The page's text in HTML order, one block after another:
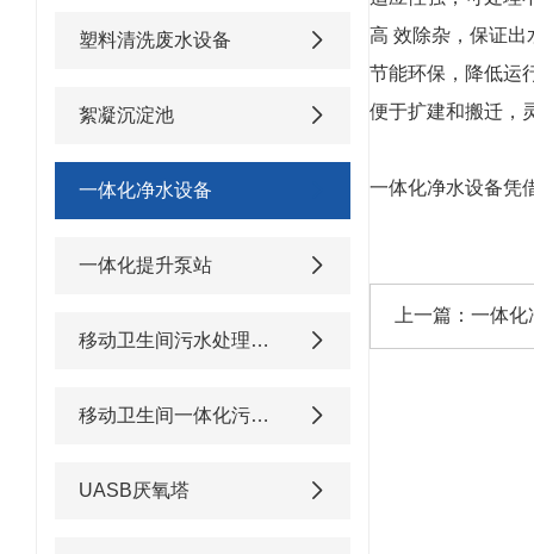
塑料清洗废水设备
絮凝沉淀池
一体化净水设备
一体化提升泵站
移动卫生间污水处理设备
移动卫生间一体化污水处理设备
UASB厌氧塔
高 效除杂，保证出
节能环保，降低运
便于扩建和搬迁，
一体化净水设备凭
上一篇： 一体化